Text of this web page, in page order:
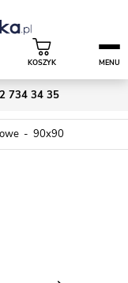
734 34 35
KOSZYK MENU
90x90